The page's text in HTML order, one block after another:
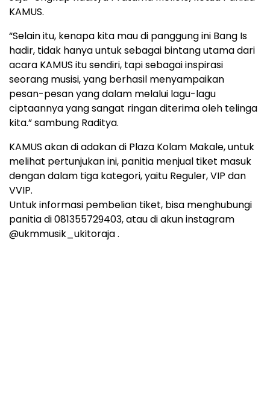
KAMUS.
“Selain itu, kenapa kita mau di panggung ini Bang Is
hadir, tidak hanya untuk sebagai bintang utama dari
acara KAMUS itu sendiri, tapi sebagai inspirasi
seorang musisi, yang berhasil menyampaikan
pesan-pesan yang dalam melalui lagu-lagu
ciptaannya yang sangat ringan diterima oleh telinga
kita.” sambung Raditya.
KAMUS akan di adakan di Plaza Kolam Makale, untuk
melihat pertunjukan ini, panitia menjual tiket masuk
dengan dalam tiga kategori, yaitu Reguler, VIP dan
VVIP.
Untuk informasi pembelian tiket, bisa menghubungi
panitia di 081355729403, atau di akun instagram
@ukmmusik_ukitoraja .